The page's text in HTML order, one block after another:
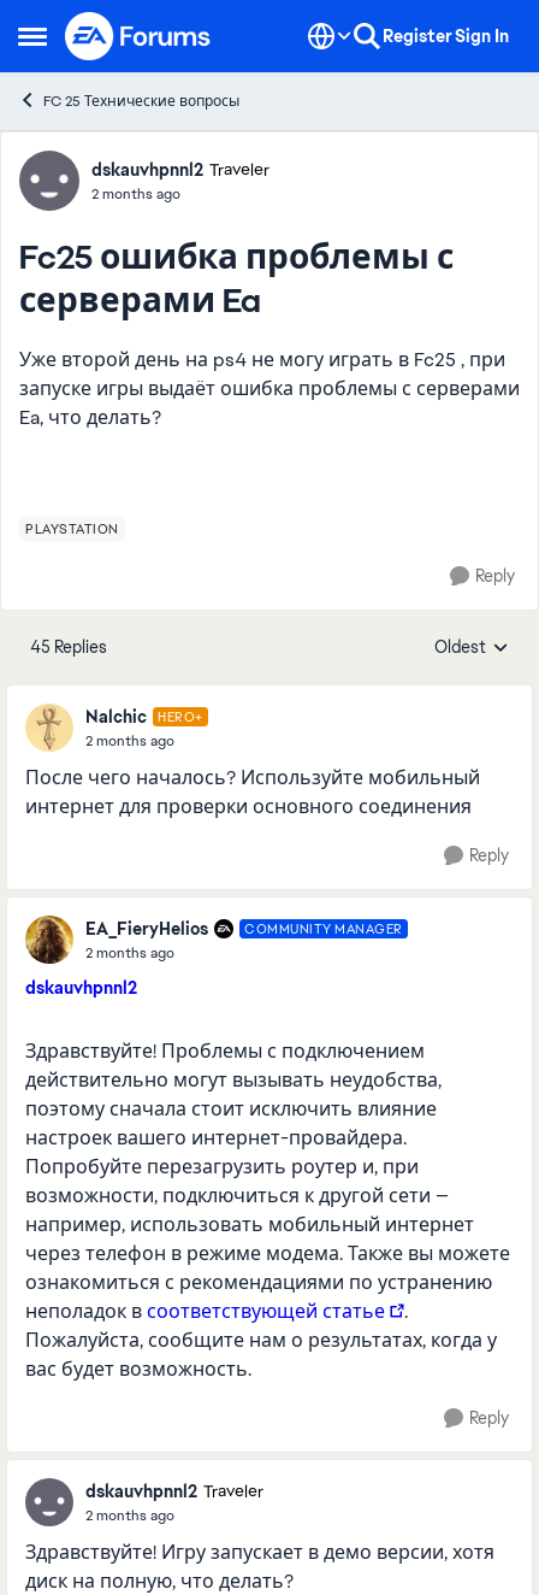
Open Side Menu
Skip to content RegisterSign In
FC 25 Технические вопросы
Forum Discussion
dskauvhpnnl2 Traveler
2 months ago
Fc25 ошибка проблемы с
серверами Ea
Уже второй день на ps4 не могу играть в Fc25 , при
запуске игры выдаёт ошибка проблемы с серверами
Ea, что делать?
PLAYSTATION
Reply
45 Replies Replies
Oldest
Nalchic HERO+
2 months ago
После чего началось? Используйте мобильный
интернет для проверки основного соединения
Reply
EA_FieryHelios COMMUNITY MANAGER
2 months ago
dskauvhpnnl2
Здравствуйте! Проблемы с подключением
действительно могут вызывать неудобства,
поэтому сначала стоит исключить влияние
настроек вашего интернет-провайдера.
Попробуйте перезагрузить роутер и, при
возможности, подключиться к другой сети —
например, использовать мобильный интернет
через телефон в режиме модема. Также вы можете
ознакомиться с рекомендациями по устранению
неполадок всоответствующей статье
.
Пожалуйста, сообщите нам о результатах, когда у
вас будет возможность.
Reply
dskauvhpnnl2 Traveler
2 months ago
Здравствуйте! Игру запускает в демо версии, хотя
диск на полную, что делать?